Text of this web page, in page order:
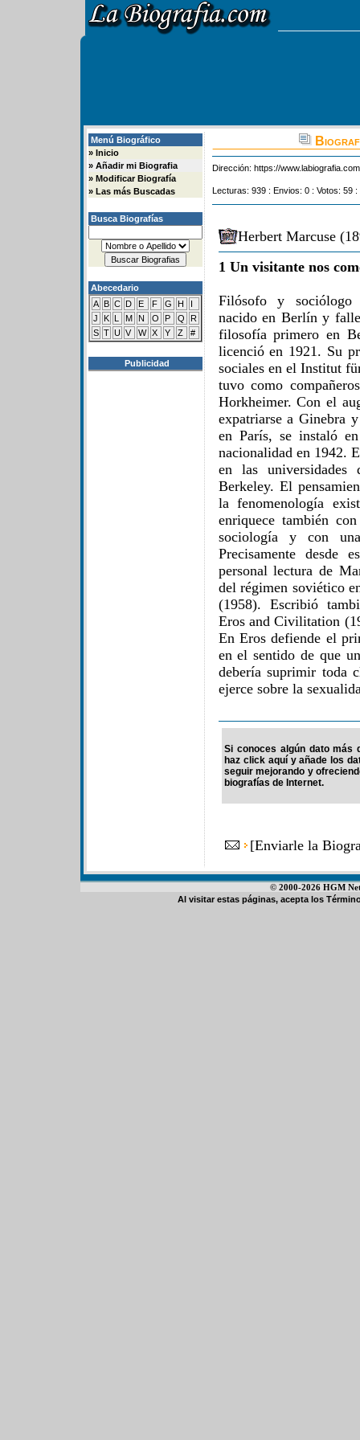
Menú Biográfico
» Inicio
» Añadir mi Biografia
» Modificar Biografía
» Las más Buscadas
Busca Biografías
Abecedario
A B C D E F G H
I
J
K L M N O P Q
R
S T U V W X Y Z #
Publicidad
Dirección: https://
Lecturas: 939 : Envios: 0 : Votos: 59
Herbert Marcuse
1 Un visitante nos
Filósofo y sociólogo
nacido en Berlín y
filosofía primero en
licenció en 1921. Su
sociales en el Institut
tuvo como
Horkheimer. Con el
expatriarse a Ginebra
en París, se instaló
nacionalidad en 1942.
en las universidades
Berkeley. El
la fenomenología
enriquece también
sociología y con
Precisamente desde
personal lectura de
del régimen soviético
(1958). Escribió
Eros and Civilitation
En Eros defiende el
en el sentido de que
debería suprimir toda
ejerce sobre la
Si conoces algún dato más
haz click aquí y añade los
seguir mejorando y
biografías de Internet.
[Enviarle la
© 2000-2026 HGM
Al visitar estas páginas, acepta los